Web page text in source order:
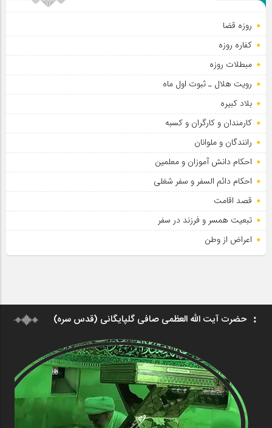
روزه قضا
کفاره روزه
مبطلات روزه
رویت هلال ـ ثبوت اول ماه
بلاد کبیره
کارمندان و کارگران و کسبه
رانندگان و ملوانان
احکام دانش آموزان و معلمین
احکام دائم السفر و سفر شغلی
قصد اقامت
تبعیت همسر و فرزند در سفر
اعراض از وطن
حضرت آیت الله العظمی صافی گلپایگانی (قدس سره)